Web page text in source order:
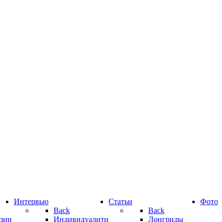
Фото
Интервью
Back
Индивидуалити
Статьи
Back
Лонгриды